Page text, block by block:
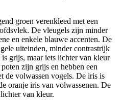
groen verenkleed met een
De vleugels zijn minder
en enkele blauwe accenten. De
uiteinden, minder contrastrijk
grijs, maar iets lichter van kleur
zijn grijs en hebben een
de volwassen vogels. De iris is
oranje iris van volwassenen. De
van kleur.